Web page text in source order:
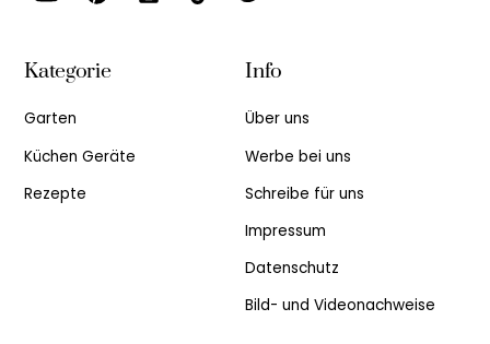
Kategorie
Garten
Küchen Geräte
Rezepte
Info
Über uns
Werbe bei uns
Schreibe für uns
Impressum
Datenschutz
Bild- und Videonachweise